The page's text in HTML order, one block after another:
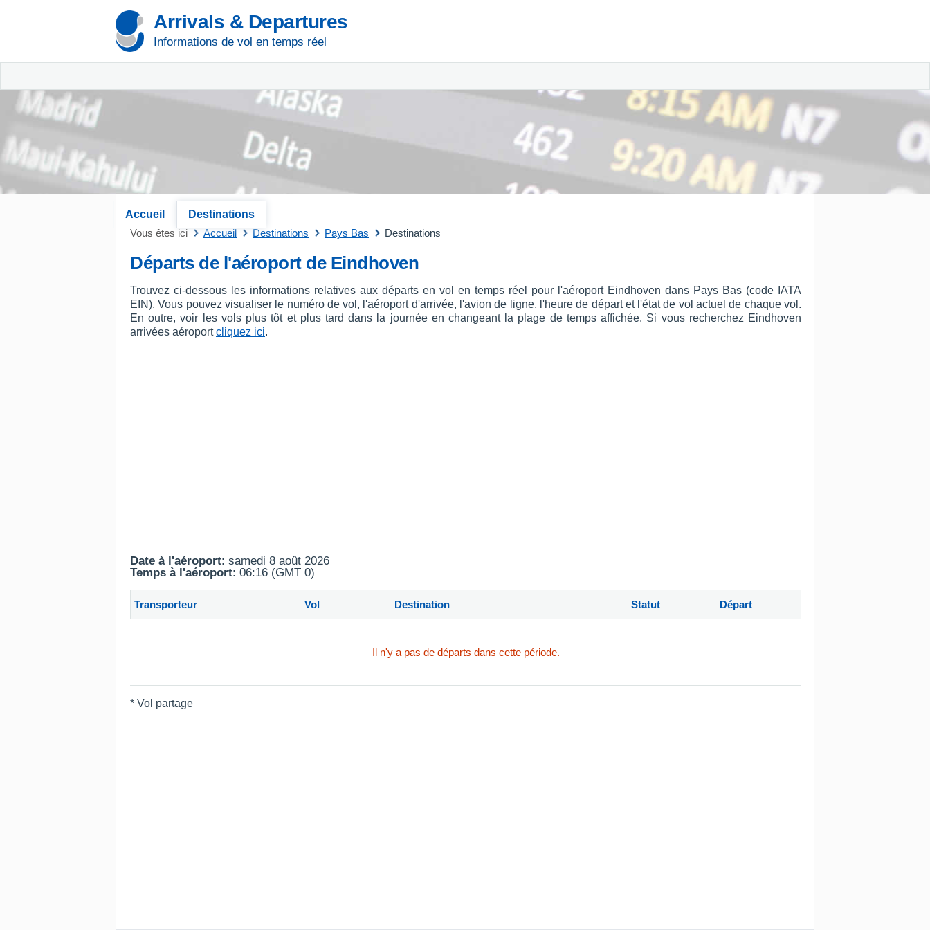
Arrivals & Departures
Informations de vol en temps réel
Accueil
Destinations
Vous êtes ici
Accueil Destinations Pays Bas Destinations
Départs de l'aéroport de Eindhoven
Trouvez ci-dessous les informations relatives aux départs en vol en temps réel pour l'aéroport Eindhoven dans Pays Bas (code IATA
EIN). Vous pouvez visualiser le numéro de vol, l'aéroport d'arrivée, l'avion de ligne, l'heure de départ et l'état de vol actuel de chaque vol.
En outre, voir les vols plus tôt et plus tard dans la journée en changeant la plage de temps affichée. Si vous recherchez Eindhoven
arrivées aéroportcliquez ici.
Date à l'aéroport: samedi 8 août 2026
Temps à l'aéroport: 06:16 (GMT 0)
Transporteur Vol Destination Statut Départ
Il n'y a pas de départs dans cette période.
* Vol partage